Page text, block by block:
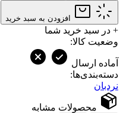
افزودن به سبد خرید
+ در سبد خرید شما
وضعیت کالا:
آماده ارسال
دسته‌بندی‌ها:
نردبان
محصولات مشابه